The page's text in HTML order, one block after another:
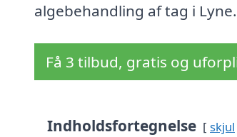
algebehandling af tag i Lyne.
Få 3 tilbud, gratis og
Indholdsfortegnelse skjul